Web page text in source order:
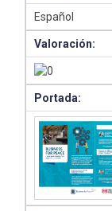
Español
Valoración:
Portada: